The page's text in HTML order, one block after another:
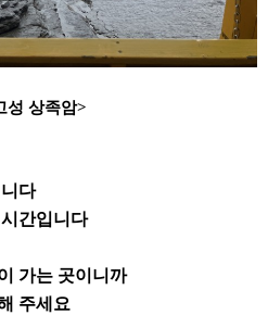
성 상족암>
다
간입니다
가는 곳이니까
주세요